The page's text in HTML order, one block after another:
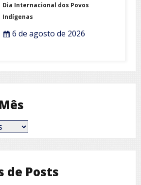
Dia Internacional dos Povos
Indígenas
6 de agosto de 2026
de Posts